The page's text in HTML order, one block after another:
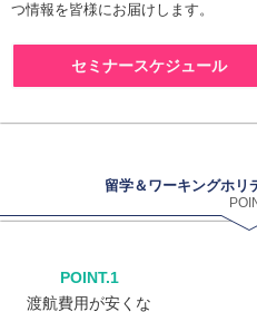
つ情報を皆様にお届けします。
セミナースケジュール
留学＆ワーキングホリ
POINT.1
渡航費用が安くな